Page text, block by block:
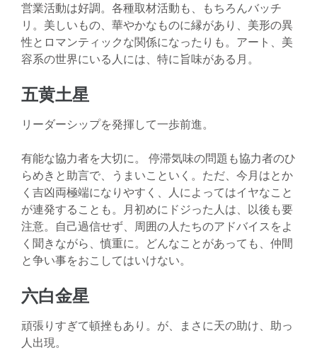
営業活動は好調。各種取材活動も、もちろんバッチ
リ。美しいもの、華やかなものに縁があり、美形の異
性とロマンティックな関係になったりも。アート、美
容系の世界にいる人には、特に旨味がある月。
五黄土星
リーダーシップを発揮して一歩前進。
有能な協力者を大切に。 停滞気味の問題も協力者のひ
らめきと助言で、うまいこといく。ただ、今月はとか
く吉凶両極端になりやすく、人によってはイヤなこと
が連発することも。月初めにドジった人は、以後も要
注意。自己過信せず、周囲の人たちのアドバイスをよ
く聞きながら、慎重に。どんなことがあっても、仲間
と争い事をおこしてはいけない。
六白金星
頑張りすぎて頓挫もあり。が、まさに天の助け、助っ
人出現。